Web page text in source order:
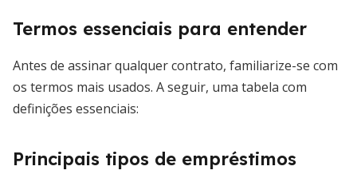
Termos essenciais para entender
Antes de assinar qualquer contrato, familiarize-se com
os termos mais usados. A seguir, uma tabela com
definições essenciais:
Principais tipos de empréstimos